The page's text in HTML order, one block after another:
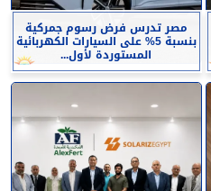
مصر تدرس فرض رسوم جمركية
بنسبة 5% على السيارات الكهربائية
المستوردة لأول...